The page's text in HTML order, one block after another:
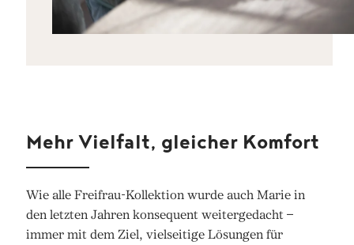
Mehr Vielfalt, gleicher Komfort
Wie alle Freifrau-Kollektion wurde auch Marie in
den letzten Jahren konsequent weitergedacht –
immer mit dem Ziel, vielseitige Lösungen für